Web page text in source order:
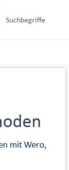
mit Wero,